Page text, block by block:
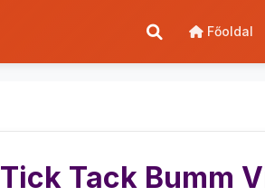
Főoldal
Tick Tack Bumm